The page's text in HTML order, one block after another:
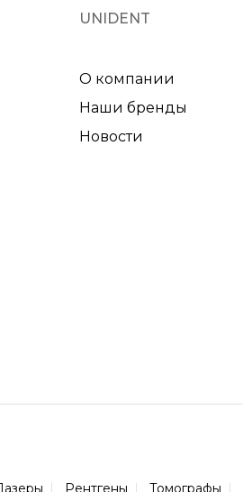
UNIDENT
О компании
Наши бренды
Новости
Рентгены Томографы